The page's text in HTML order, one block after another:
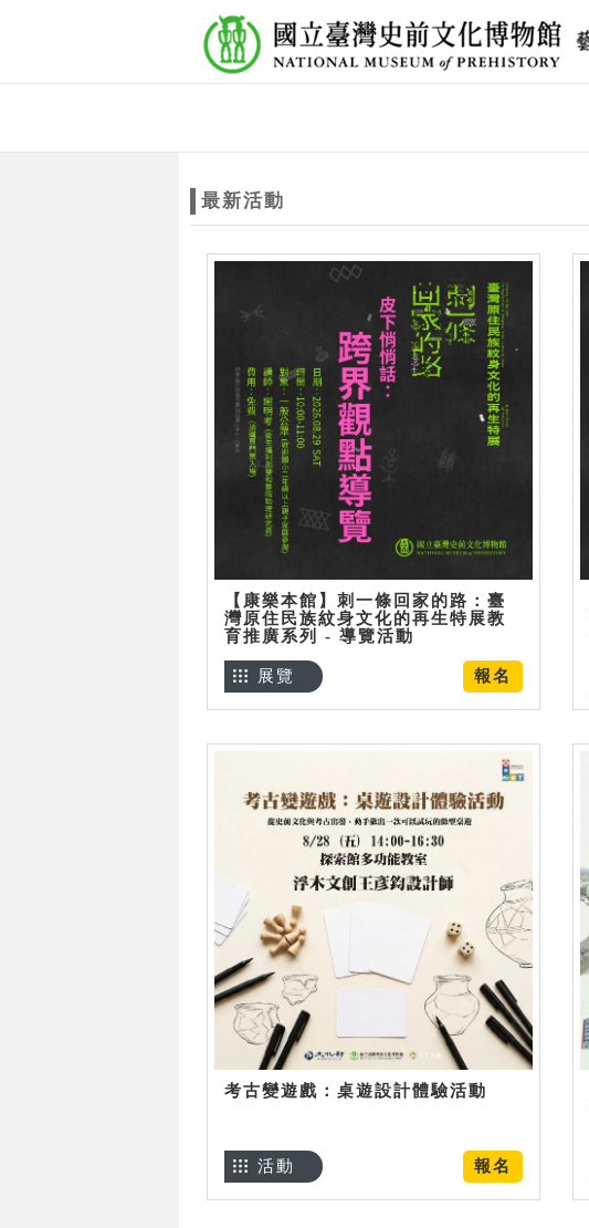
最新活動
【康樂本館】刺一條回家的路：臺
灣原住民族紋身文化的再生特展教
育推廣系列 - 導覽活動
報名
展覽
考古變遊戲：桌遊設計體驗活動
報名
活動